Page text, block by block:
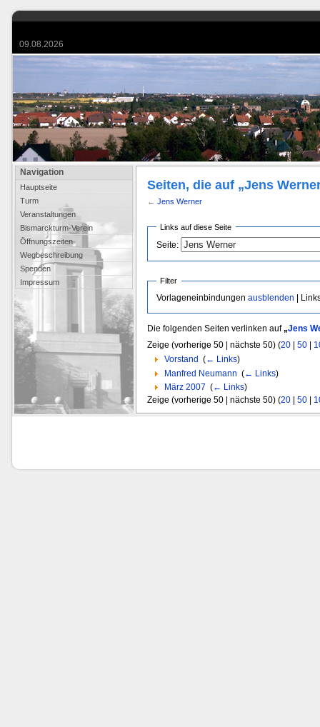
09.08.2026
Navigation
Hauptseite
Turm
Veranstaltungen
Bismarckturm-Verein
Öffnungszeiten
Wegbeschreibung
Spenden
Impressum
Seiten, die auf „Jens
← Jens Werner
Links auf diese Seite
Seite:
Filter
Vorlageneinbindungen ausblenden |
Die folgenden Seiten verlinken auf„Jens
Zeige (vorherige 50 | nächste 50) (20| 50|
Vorstand (← Links)
Manfred Neumann (← Links)
März 2007 (← Links)
Zeige (vorherige 50 | nächste 50) (20| 50|